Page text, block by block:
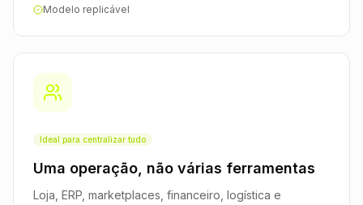
Modelo replicável
Ideal para centralizar tudo
Uma operação, não várias ferramentas
Loja, ERP, marketplaces, financeiro, logística e